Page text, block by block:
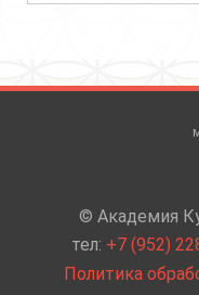
© Академия
тел: +7 (952)
Политика